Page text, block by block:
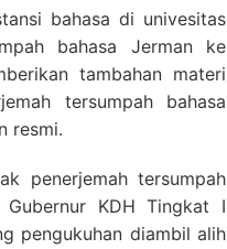
bahasa di univesitas
bahasa Jerman ke
tambahan materi
tersumpah bahasa
resmi.
penerjemah tersumpah
KDH Tingkat I
pengukuhan diambil alih